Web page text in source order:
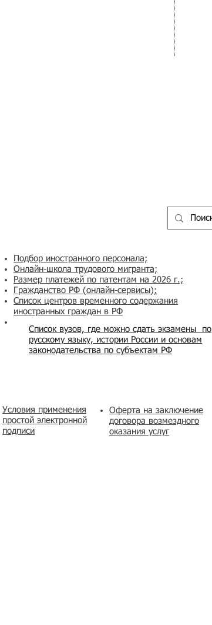
Список вузов, где можно сдать экзамены по
русскому языку, истории России и основам
законодательства по субъектам РФ
Подбор иностранного персонала;
Онлайн-школа трудового мигранта;
Размер платежей по патентам на 2026 г.;
Гражданство РФ (онлайн-сервисы);
Список центров временного содержания
иностранных граждан в РФ
Условия применения
простой электронной
подписи
​Оферта на заключение
договора возмездного
оказания услуг